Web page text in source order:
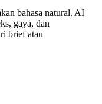
bahasa natural. AI
gaya, dan
brief atau